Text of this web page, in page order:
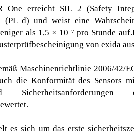
One erreicht SIL 2 (Safety
(PL d) und weist eine
als 1,5 × 10⁻⁷ pro Stunde
von exida
Maschinenrichtlinie 2006/42/
die Konformität des Sensors
Sicherheitsanforderungen
es sich um das erste